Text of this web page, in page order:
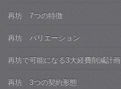
再坊 7つの特徴
再坊 バリエーション
再坊で可能になる3大経費削減計画
再坊 3つの契約形態